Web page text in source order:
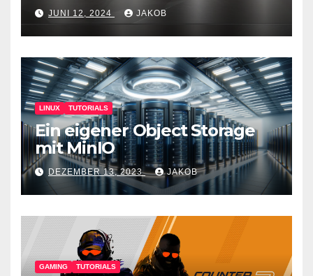
JUNI 12, 2024 JAKOB
LINUX TUTORIALS
Ein eigener Object Storage
mit MinIO
DEZEMBER 13, 2023 JAKOB
GAMING TUTORIALS